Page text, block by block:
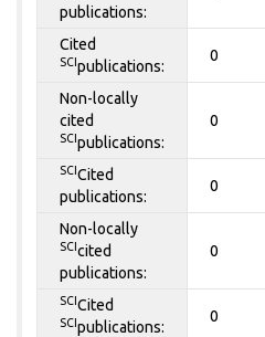
publications:
Cited
SCIpublications:
0
Non-locally
cited
SCIpublications:
0
SCICited
publications:
0
Non-locally
SCIcited
publications:
0
SCICited
SCIpublications:
0